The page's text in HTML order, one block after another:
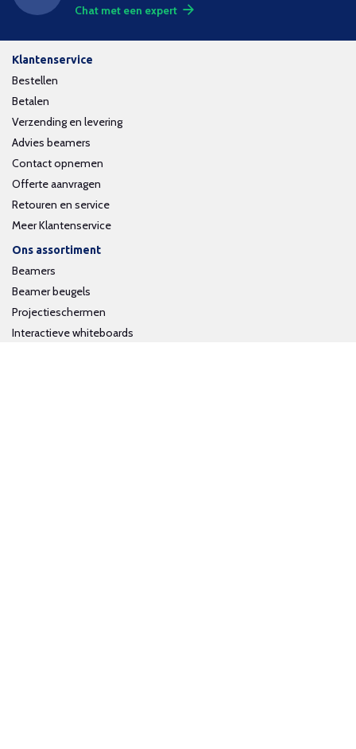
Chat met een expert
Klantenservice
Bestellen
Betalen
Verzending en levering
Advies beamers
Contact opnemen
Offerte aanvragen
Retouren en service
Meer Klantenservice
Ons assortiment
Beamers
Beamer beugels
Projectieschermen
Interactieve whiteboards